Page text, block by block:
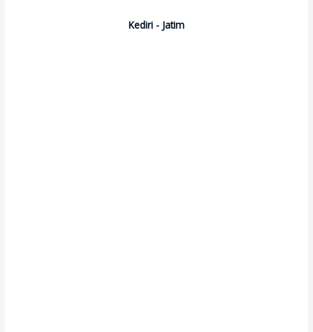
Kediri - Jatim